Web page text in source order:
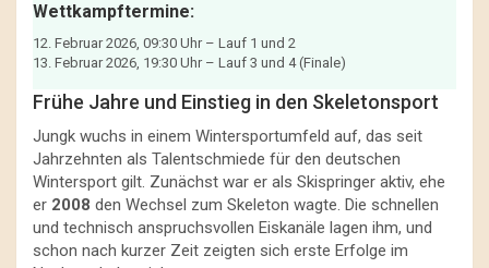
Wettkampftermine:
12. Februar 2026, 09:30 Uhr – Lauf 1 und 2
13. Februar 2026, 19:30 Uhr – Lauf 3 und 4 (Finale)
Frühe Jahre und Einstieg in den Skeletonsport
Jungk wuchs in einem Wintersportumfeld auf, das seit
Jahrzehnten als Talentschmiede für den deutschen
Wintersport gilt. Zunächst war er als Skispringer aktiv, ehe
er 2008 den Wechsel zum Skeleton wagte. Die schnellen
und technisch anspruchsvollen Eiskanäle lagen ihm, und
schon nach kurzer Zeit zeigten sich erste Erfolge im